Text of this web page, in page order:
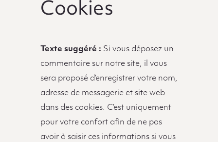
Cookies
Texte suggéré : Si vous déposez un
commentaire sur notre site, il vous
sera proposé d’enregistrer votre nom,
adresse de messagerie et site web
dans des cookies. C’est uniquement
pour votre confort afin de ne pas
avoir à saisir ces informations si vous